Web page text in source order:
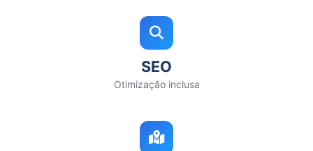
SEO
Otimização inclusa